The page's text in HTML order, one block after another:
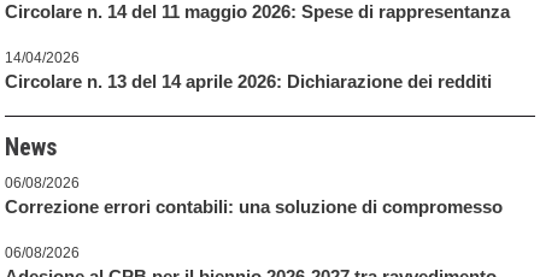
Circolare n. 14 del 11 maggio 2026: Spese di rappresentanza
14/04/2026
Circolare n. 13 del 14 aprile 2026: Dichiarazione dei redditi
News
06/08/2026
Correzione errori contabili: una soluzione di compromesso
06/08/2026